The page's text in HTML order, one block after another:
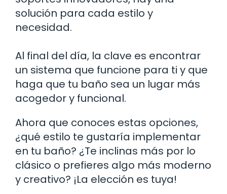
solución para cada estilo y
necesidad.
Al final del día, la clave es encontrar
un sistema que funcione para ti y que
haga que tu baño sea un lugar más
acogedor y funcional.
Ahora que conoces estas opciones,
¿qué estilo te gustaría implementar
en tu baño? ¿Te inclinas más por lo
clásico o prefieres algo más moderno
y creativo? ¡La elección es tuya!